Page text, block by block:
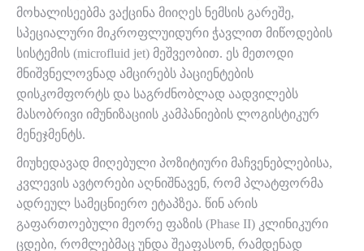
მოხალისეებმა ვაქცინა მიიღეს ნემსის გარეშე,
სპეციალური მიკროფლუიდური ჭავლით მიწოდების
სისტემის (microfluid jet) მეშვეობით. ეს მეთოდი
მნიშვნელოვნად ამცირებს პაციენტების
დისკომფორტს და საგრძნობლად აადვილებს
მასობრივი იმუნიზაციის კამპანიების ლოგისტიკურ
მენეჯმენტს.
მიუხედავად მიღებული პოზიტიური მაჩვენებლებისა,
კვლევის ავტორები აღნიშნავენ, რომ პლატფორმა
ადრეულ სამეცნიერო ეტაპზეა. წინ არის
გაფართოებული მეორე ფაზის (Phase II) კლინიკური
ცდები, რომლებმაც უნდა შეაფასონ, რამდენად